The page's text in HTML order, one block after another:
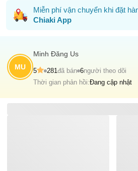
Miễn phí vận chuyển khi đặt
Chiaki App
MU
Minh Ðăng Us
5 281đã bán 6người theo dõi
Thời gian phản hồi:Đang cập nhật